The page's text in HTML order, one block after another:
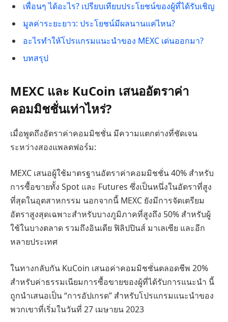
เพื่อนๆ ได้อะไร? เปรียบเทียบประโยชน์ของผู้ที่ได้รับเชิญ
มูลค่าระยะยาว: ประโยชน์มีผลนานแค่ไหน?
อะไรทำให้โปรแกรมแนะนำของ MEXC เด่นออกมา?
บทสรุป
MEXC และ KuCoin เสนออัตราค่า
คอมมิชชั่นเท่าไหร่?
เมื่อพูดถึงอัตราค่าคอมมิชชั่น มีความแตกต่างที่ชัดเจน
ระหว่างสองแพลตฟอร์ม:
MEXC เสนอผู้ใช้มาตรฐานอัตราค่าคอมมิชชั่น 40% สำหรับ
การซื้อขายทั้ง Spot และ Futures ซึ่งเป็นหนึ่งในอัตราที่สูง
ที่สุดในอุตสาหกรรม นอกจากนี้ MEXC ยังมีการจัดเตรียม
อัตราสูงสุดเฉพาะสำหรับบางภูมิภาคที่สูงถึง 50% สำหรับผู้
ใช้ในบางตลาด รวมถึงอินเดีย ฟิลิปปินส์ มาเลเซีย และอีก
หลายประเทศ
ในทางกลับกัน KuCoin เสนอค่าคอมมิชชั่นตลอดชีพ 20%
สำหรับค่าธรรมเนียมการซื้อขายของผู้ที่ได้รับการแนะนำ นี้
ถูกนำเสนอเป็น “การอัปเกรด” สำหรับโปรแกรมแนะนำของ
พวกเขาที่เริ่มในวันที่ 27 เมษายน 2023